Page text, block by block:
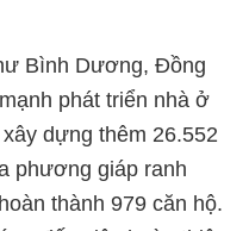
Bình Dương, Đồng
phát triển nhà ở
dựng thêm 26.552
phương giáp ranh
thành 979 căn hộ.